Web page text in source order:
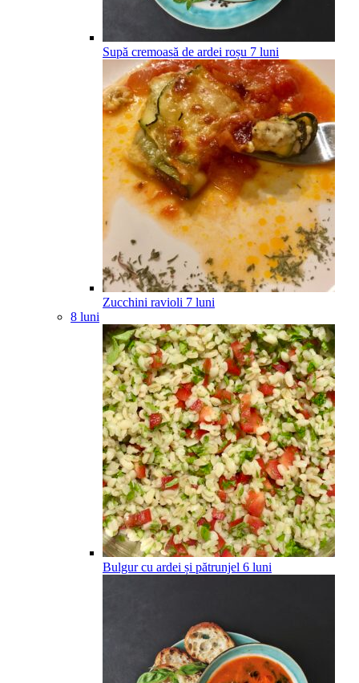
Supă cremoasă de ardei roșu 7 luni
Zucchini ravioli 7 luni
8 luni
Bulgur cu ardei și pătrunjel 6 luni